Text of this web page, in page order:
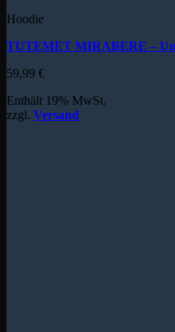
Hoodie
TUTEMET MIRABERE –
59,99 €
Enthält 19% MwSt.
zzgl. Versand